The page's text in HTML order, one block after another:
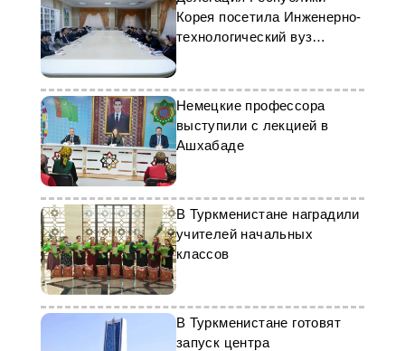
Корея посетила Инженерно-
технологический вуз
Немецкие профессора
выступили с лекцией в
Ашхабаде
В Туркменистане наградили
учителей начальных
классов
В Туркменистане готовят
запуск центра